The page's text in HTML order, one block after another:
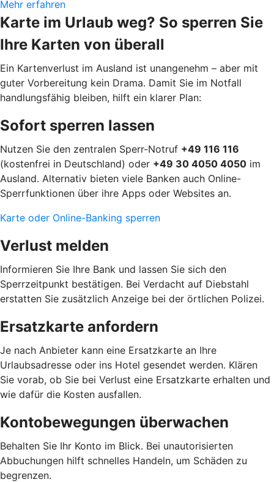
Mehr erfahren
Karte im Urlaub weg? So sperren Sie
Ihre Karten von überall
Ein Kartenverlust im Ausland ist unangenehm – aber mit
guter Vorbereitung kein Drama. Damit Sie im Notfall
handlungsfähig bleiben, hilft ein klarer Plan:
Sofort sperren lassen
Nutzen Sie den zentralen Sperr-Notruf +49 116 116
(kostenfrei in Deutschland) oder +49 30 4050 4050 im
Ausland. Alternativ bieten viele Banken auch Online-
Sperrfunktionen über ihre Apps oder Websites an.
Karte oder Online-Banking sperren
Verlust melden
Informieren Sie Ihre Bank und lassen Sie sich den
Sperrzeitpunkt bestätigen. Bei Verdacht auf Diebstahl
erstatten Sie zusätzlich Anzeige bei der örtlichen Polizei.
Ersatzkarte anfordern
Je nach Anbieter kann eine Ersatzkarte an Ihre
Urlaubsadresse oder ins Hotel gesendet werden. Klären
Sie vorab, ob Sie bei Verlust eine Ersatzkarte erhalten und
wie dafür die Kosten ausfallen.
Kontobewegungen überwachen
Behalten Sie Ihr Konto im Blick. Bei unautorisierten
Abbuchungen hilft schnelles Handeln, um Schäden zu
begrenzen.